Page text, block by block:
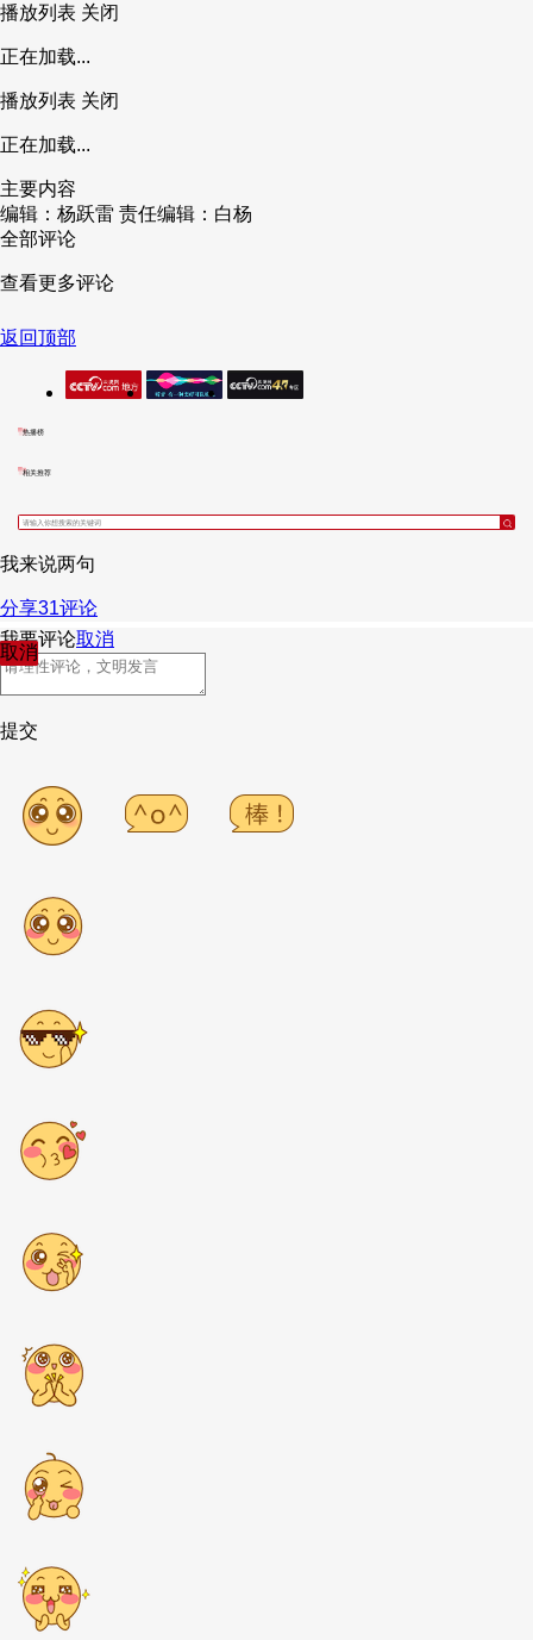
播放列表 关闭
正在加载...
播放列表 关闭
正在加载...
主要内容
编辑：杨跃雷 责任编辑：白杨
全部评论
查看更多评论
返回顶部
热播榜
相关推荐
我来说两句
分享31评论
取消
我要评论取消
提交